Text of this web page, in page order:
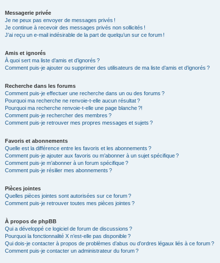
Messagerie privée
Je ne peux pas envoyer de messages privés !
Je continue à recevoir des messages privés non sollicités !
J’ai reçu un e-mail indésirable de la part de quelqu’un sur ce forum !
Amis et ignorés
À quoi sert ma liste d’amis et d’ignorés ?
Comment puis-je ajouter ou supprimer des utilisateurs de ma liste d’amis et d’ignorés ?
Recherche dans les forums
Comment puis-je effectuer une recherche dans un ou des forums ?
Pourquoi ma recherche ne renvoie-t-elle aucun résultat ?
Pourquoi ma recherche renvoie-t-elle une page blanche ?!
Comment puis-je rechercher des membres ?
Comment puis-je retrouver mes propres messages et sujets ?
Favoris et abonnements
Quelle est la différence entre les favoris et les abonnements ?
Comment puis-je ajouter aux favoris ou m’abonner à un sujet spécifique ?
Comment puis-je m’abonner à un forum spécifique ?
Comment puis-je résilier mes abonnements ?
Pièces jointes
Quelles pièces jointes sont autorisées sur ce forum ?
Comment puis-je retrouver toutes mes pièces jointes ?
À propos de phpBB
Qui a développé ce logiciel de forum de discussions ?
Pourquoi la fonctionnalité X n’est-elle pas disponible ?
Qui dois-je contacter à propos de problèmes d’abus ou d’ordres légaux liés à ce forum ?
Comment puis-je contacter un administrateur du forum ?